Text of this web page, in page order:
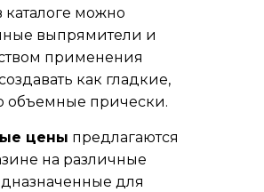
каталоге можно
выпрямители и
применения
как гладкие,
объемные прически.
цены предлагаются
на различные
для